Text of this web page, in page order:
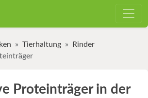
Tierhaltung
Rinder
Proteinträger in der